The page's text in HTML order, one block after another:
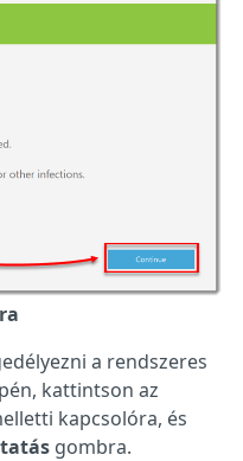
a rendszeres
kattintson az
kapcsolóra, és
gombra.